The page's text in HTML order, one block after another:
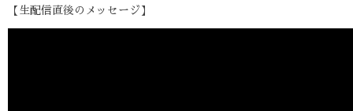
【生配信直後のメッセージ】